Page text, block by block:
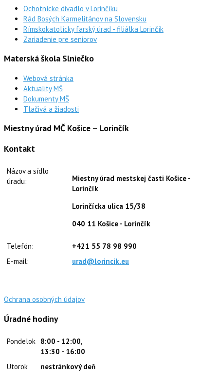
Ochotnícke divadlo v Lorinčíku
Rád Bosých Karmelitánov na Slovensku
Rímskokatolícky farský úrad - filiálka Lorinčík
Zariadenie pre seniorov
Materská škola Slniečko
Webová stránka
Aktuality MŠ
Dokumenty MŠ
Tlačivá a žiadosti
Miestny úrad MČ Košice – Lorinčík
Kontakt
Názov a sídlo
úradu:
Miestny úrad mestskej časti Košice -
Lorinčík
Lorinčícka ulica 15/38
040 11 Košice - Lorinčík
Telefón:
+421 55 78 98 990
E-mail:
urad@lorincik.eu
Ochrana osobných údajov
Úradné hodiny
Pondelok 8:00 - 12:00,
13:30 - 16:00
Utorok
nestránkový deň